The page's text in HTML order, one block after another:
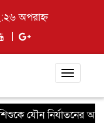
অপরাহ্ন
Toggle
যৌন নির্যাতনের